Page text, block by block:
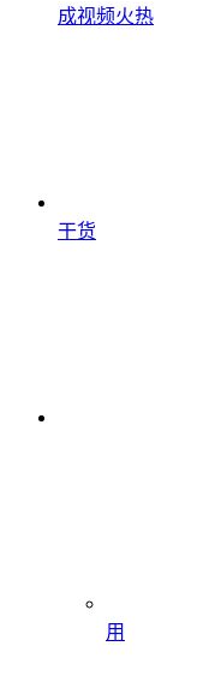
成视频火热
干货
用